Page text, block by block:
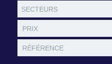
SECTEURS